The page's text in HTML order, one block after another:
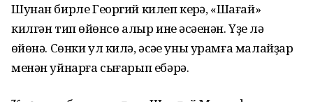
Шунан бирле Георгий килеп керһә, «Шағай»
килгән тип һөйөнсө алыр ине әсәһенән. Үҙе лә
һөйөнә. Сөнки ул килһә, әсәһе уны урамға малайҙар
менән уйнарға сығарып ебәрә.